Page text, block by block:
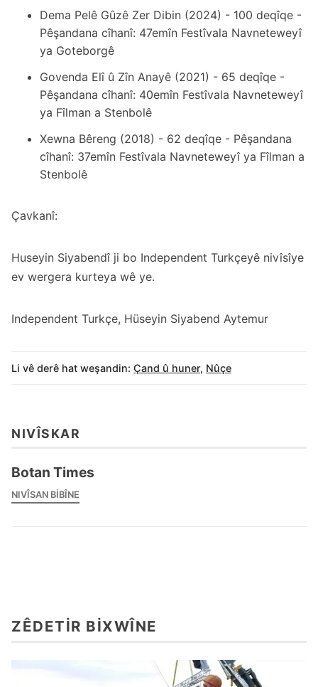
Dema Pelê Gûzê Zer Dibin (2024) - 100 deqîqe -
Pêşandana cîhanî: 47emîn Festîvala Navneteweyî
ya Goteborgê
Govenda Elî û Zîn Anayê (2021) - 65 deqîqe -
Pêşandana cîhanî: 40emîn Festîvala Navneteweyî
ya Fîlman a Stenbolê
Xewna Bêreng (2018) - 62 deqîqe - Pêşandana
cîhanî: 37emîn Festîvala Navneteweyî ya Fîlman a
Stenbolê
Çavkanî:
Huseyin Siyabendî ji bo Independent Turkçeyê nivîsîye
ev wergera kurteya wê ye.
Independent Turkçe, Hüseyin Siyabend Aytemur
Li vê derê hat weşandin: Çand û huner, Nûçe
NIVÎSKAR
Botan Times
NIVÎSAN BIBÎNE
ZÊDETIR BIXWÎNE